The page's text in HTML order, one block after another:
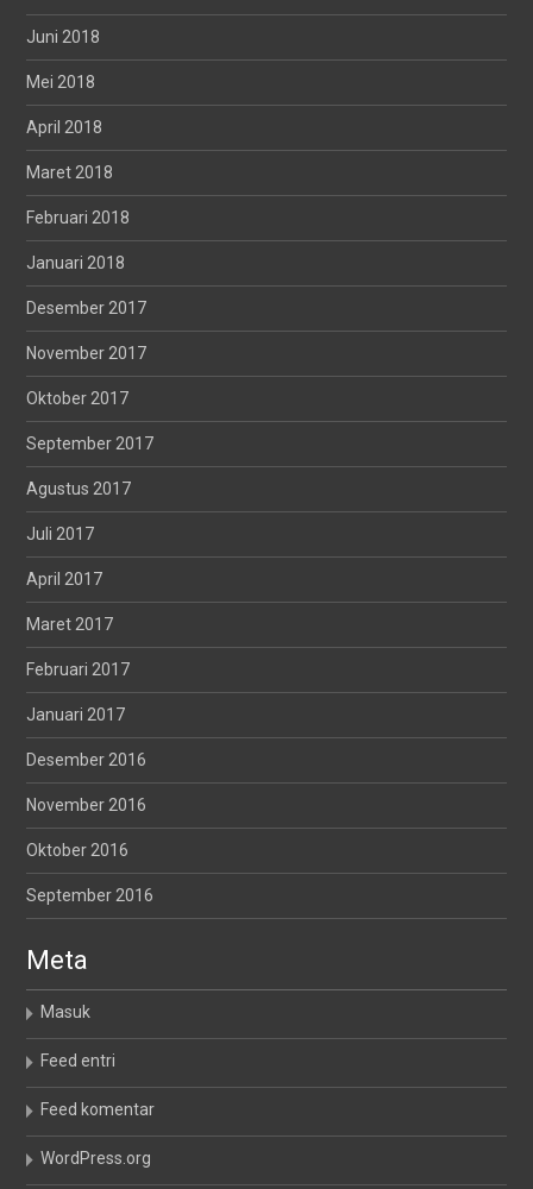
Juni 2018
Mei 2018
April 2018
Maret 2018
Februari 2018
Januari 2018
Desember 2017
November 2017
Oktober 2017
September 2017
Agustus 2017
Juli 2017
April 2017
Maret 2017
Februari 2017
Januari 2017
Desember 2016
November 2016
Oktober 2016
September 2016
Meta
Masuk
Feed entri
Feed komentar
WordPress.org